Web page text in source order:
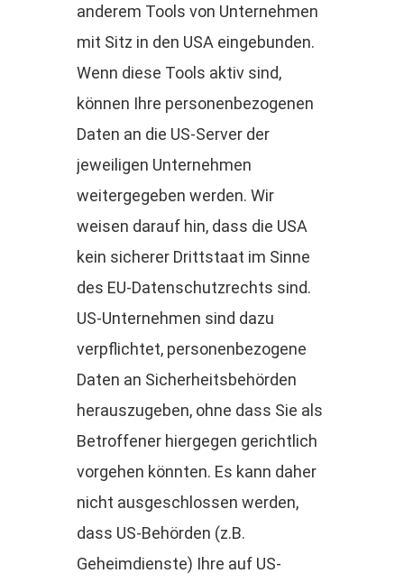
anderem Tools von Unternehmen
mit Sitz in den USA eingebunden.
Wenn diese Tools aktiv sind,
können Ihre personenbezogenen
Daten an die US-Server der
jeweiligen Unternehmen
weitergegeben werden. Wir
weisen darauf hin, dass die USA
kein sicherer Drittstaat im Sinne
des EU-Datenschutzrechts sind.
US-Unternehmen sind dazu
verpflichtet, personenbezogene
Daten an Sicherheitsbehörden
herauszugeben, ohne dass Sie als
Betroffener hiergegen gerichtlich
vorgehen könnten. Es kann daher
nicht ausgeschlossen werden,
dass US-Behörden (z.B.
Geheimdienste) Ihre auf US-